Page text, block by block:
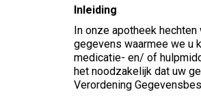
Inleiding
In onze apotheek
gegevens waarmee we u
medicatie- en/ of
het noodzakelijk dat uw
Verordening